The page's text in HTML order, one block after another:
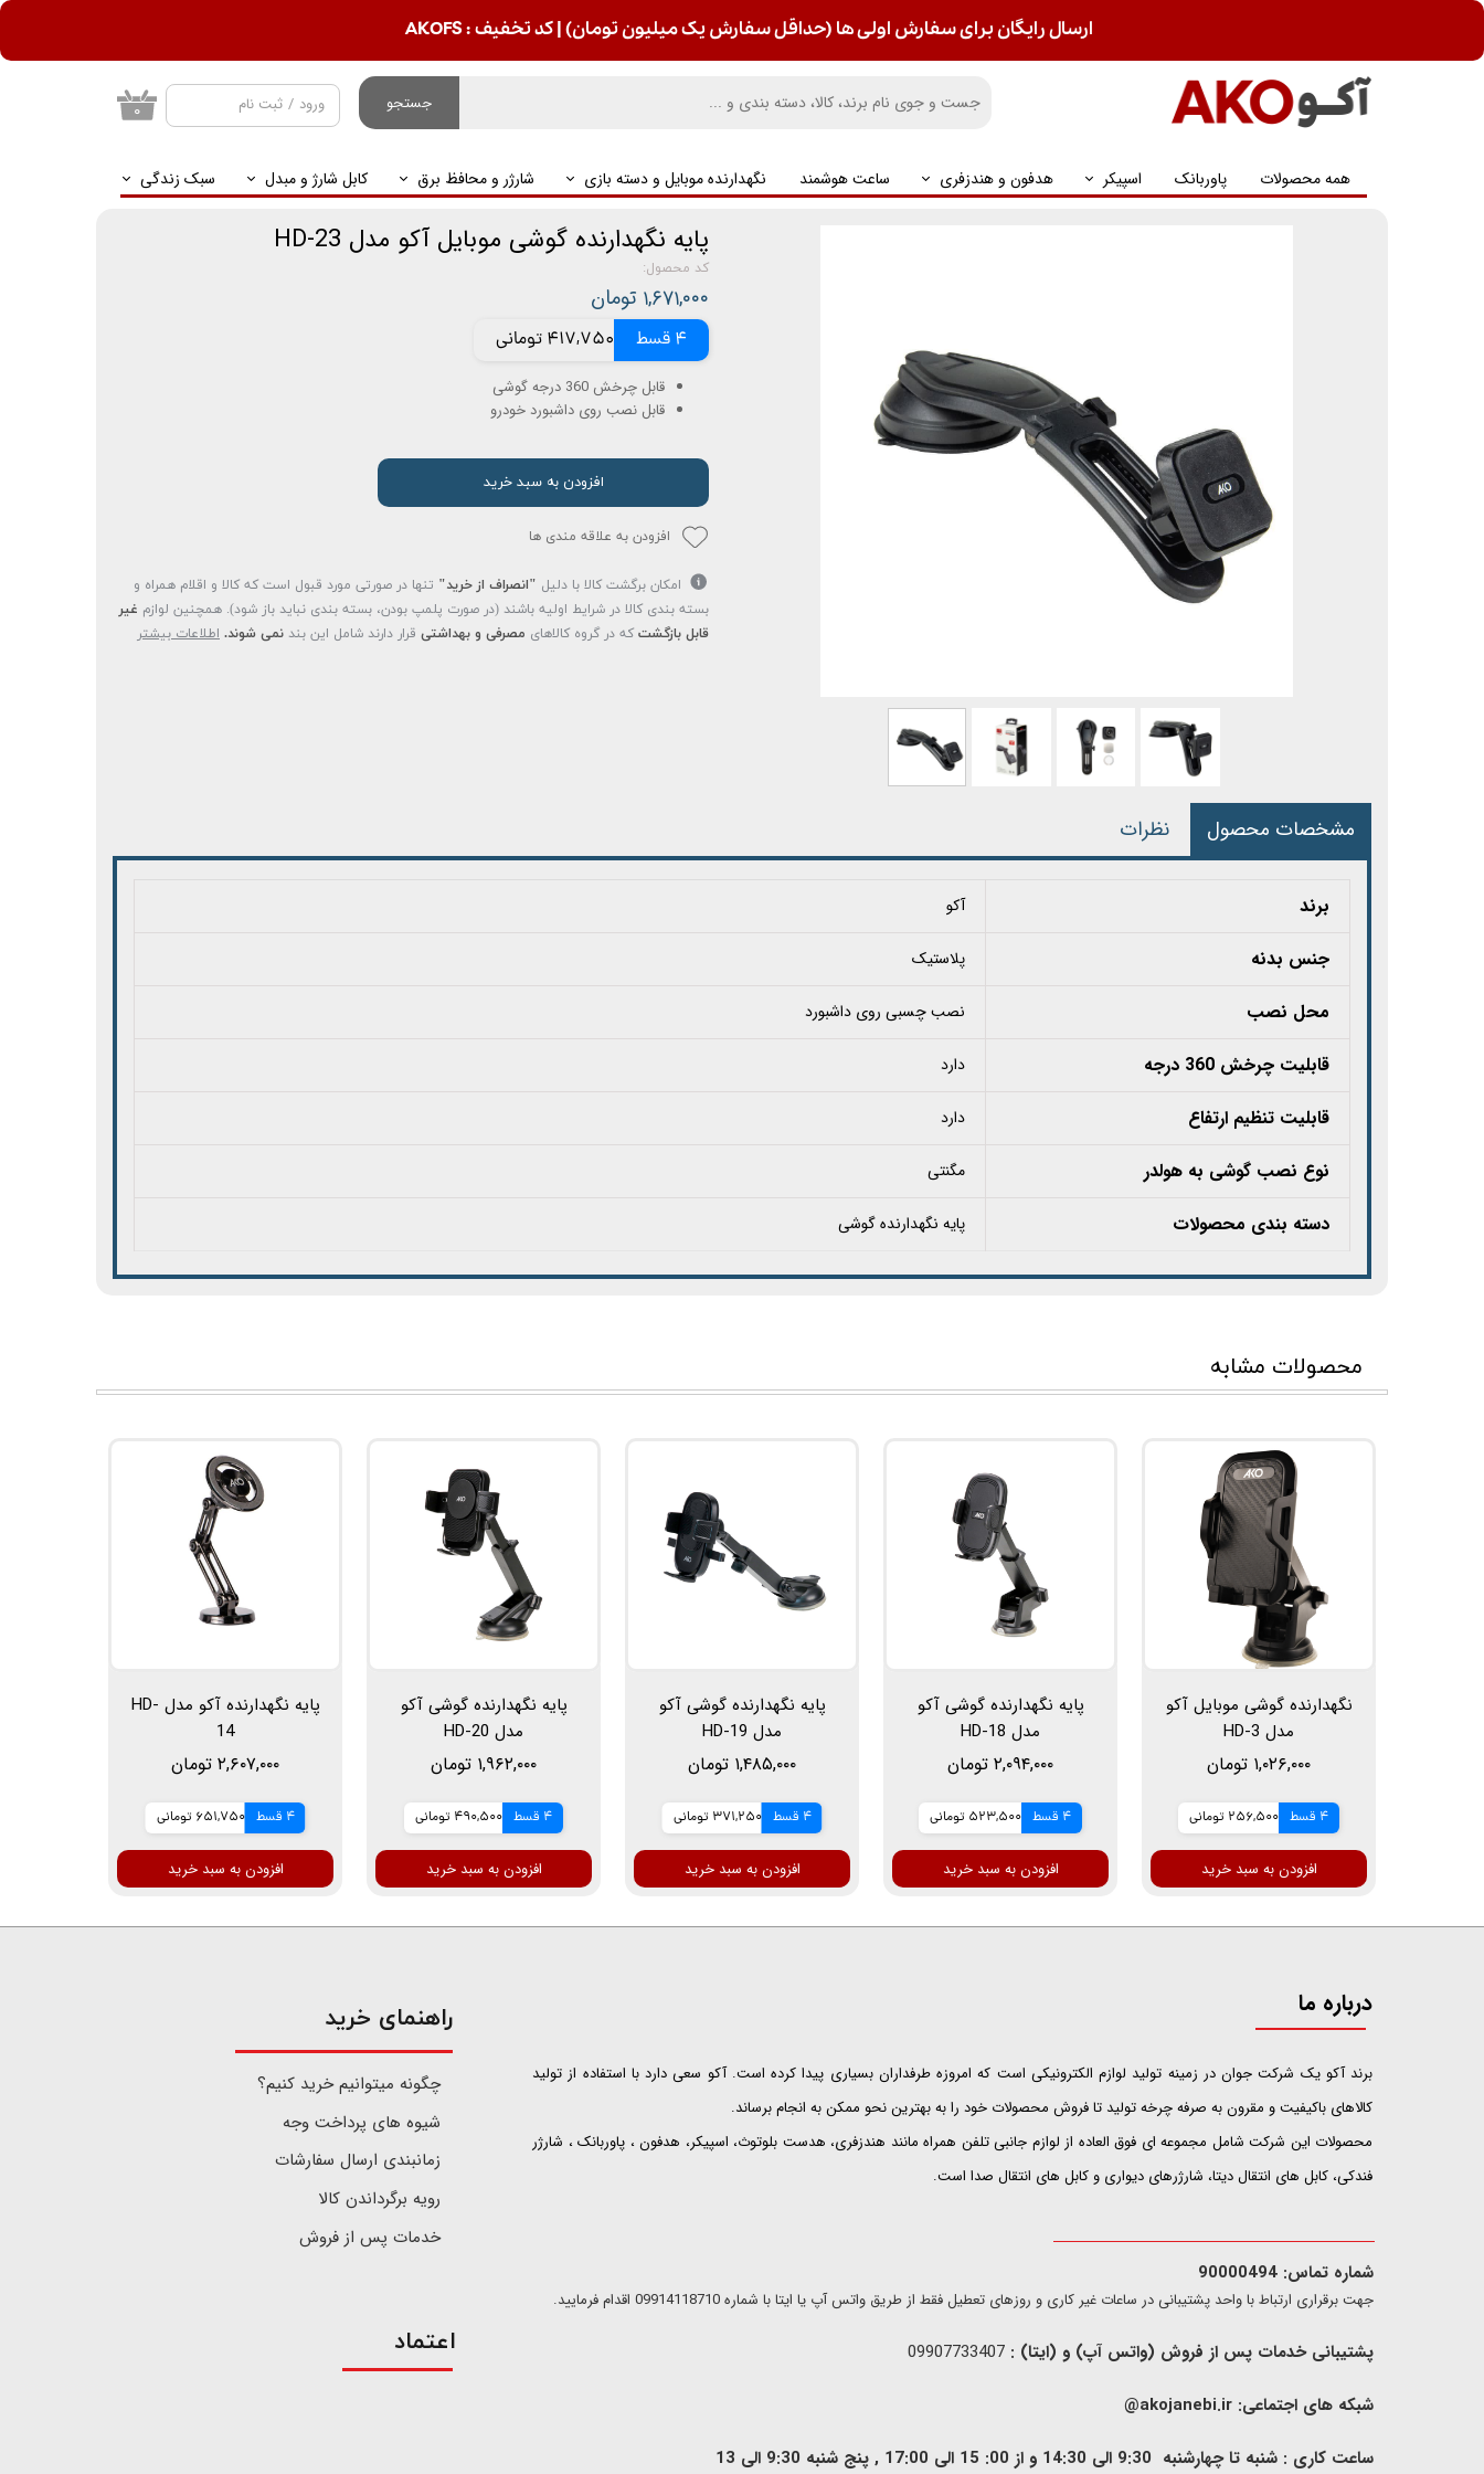
جستجو
همه محصولات پاوربانک اسپیکر هدفون و هندزفری ساعت هوشمند نگهدارنده موبایل و دسته بازی شارژر و محافظ برق کابل شارژ و مبدل سبک زندگی
ورود / ثبت نام
تغییر گذر واژه
۰
ارسال رایگان برای سفارش اولی ها (حداقل سفارش یک میلیون تومان) | کد تخفیف : AKOFS
پایه نگهدارنده گوشی موبایل آکو مدل HD-23
کد محصول:
۱,۶۷۱,۰۰۰ تومان
4 قسط 417,750 تومانی
قابل چرخش 360 درجه گوشی
قابل نصب روی داشبورد خودرو
افزودن به سبد خرید
افزودن به علاقه مندی ها
امکان برگشت کالا با دلیل "انصراف از خرید" تنها در صورتی مورد قبول است که کالا و اقلام همراه و
بسته بندی کالا در شرایط اولیه باشند (در صورت پلمپ بودن، بسته بندی نباید باز شود). همچنین لوازم غیر
قابل بازگشت که در گروه کالاهای مصرفی و بهداشتی قرار دارند شامل این بند نمی شوند. اطلاعات بیشتر
مشخصات محصول نظرات
برند آکو
جنس بدنه پلاستیک
محل نصب نصب چسبی روی داشبورد
قابلیت چرخش 360 درجه دارد
قابلیت تنظیم ارتفاع دارد
نوع نصب گوشی به هولدر مگنتی
دسته بندی محصولات پایه نگهدارنده گوشی
محصولات مشابه
نگهدارنده گوشی موبایل آکو
مدل HD-3
۱,۰۲۶,۰۰۰ تومان
4 قسط 256,500 تومانی
افزودن به سبد خرید
پایه نگهدارنده گوشی آکو
مدل HD-18
۲,۰۹۴,۰۰۰ تومان
4 قسط 523,500 تومانی
افزودن به سبد خرید
پایه نگهدارنده گوشی آکو
مدل HD-19
۱,۴۸۵,۰۰۰ تومان
4 قسط 371,250 تومانی
افزودن به سبد خرید
پایه نگهدارنده گوشی آکو
مدل HD-20
۱,۹۶۲,۰۰۰ تومان
4 قسط 490,500 تومانی
افزودن به سبد خرید
پایه نگهدارنده آکو مدل HD-
14
۲,۶۰۷,۰۰۰ تومان
4 قسط 651,750 تومانی
افزودن به سبد خرید
درباره ما
​​​​​​​برند آکو یک شرکت جوان در زمینه تولید لوازم الکترونیکی است که امروزه طرفداران بسیاری پیدا کرده است. آکو سعی دارد با استفاده از تولید
کالاهای باکیفیت و مقرون به صرفه چرخه تولید تا فروش محصولات خود را به بهترین نحو ممکن به انجام برساند.
محصولات این شرکت شامل مجموعه ای فوق العاده از لوازم جانبی تلفن همراه مانند هندزفری، هدست بلوتوث، اسپیکر، هدفون ، پاوربانک ، شارژر
فندکی، کابل های انتقال دیتا، شارژرهای دیواری و کابل های انتقال صدا است.
شماره تماس: 90000494
​​جهت برقراری ارتباط با واحد پشتیبانی در ساعات غیر کاری و روزهای تعطیل فقط از طریق واتس آپ یا ایتا با شماره 09914118710 اقدام فرمایید.
پشتیبانی خدمات پس از فروش (واتس آپ) و (ایتا) :
شبکه های اجتماعی: akojanebi.ir@
ساعت کاری : شنبه تا چهارشنبه 9:30 الی 14:30 و از 00: 15 الی 17:00 , پنج شنبه 9:30 الی 13
​راهنمای خرید
چگونه میتوانیم خرید کنیم؟
شیوه های پرداخت وجه
زمانبندی ارسال سفارشات
رویه برگرداندن کالا
خدمات پس از فروش
اعتماد